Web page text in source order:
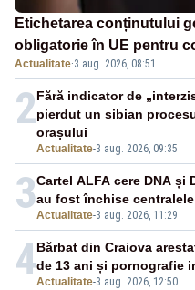
Etichetarea conținutului
obligatorie în UE pentru
Actualitate·3 aug. 2026, 08:51
2
Actualitate-3 aug. 2026, 09:35
Fără indicator de
pierdut un sibian
orașului
3Actualitate-3 aug. 2026, 11:29
Cartel ALFA cere DNA și
au fost închise
4Actualitate-3 aug. 2026, 12:50
Bărbat din Craiova
de 13 ani și pornografie